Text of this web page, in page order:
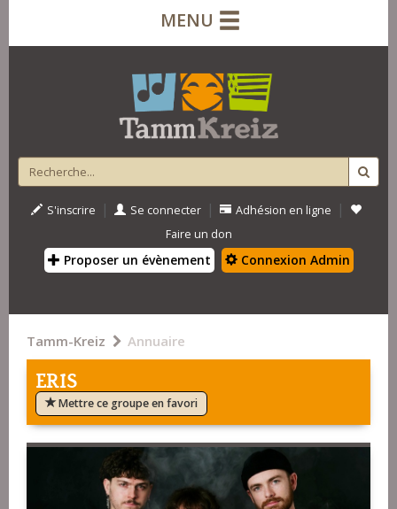
MENU
S'inscrire | Se connecter | Adhésion en ligne |
Faire un don
Proposer un évènement Connexion Admin
Tamm-Kreiz Annuaire
ERIS
Mettre ce groupe en favori